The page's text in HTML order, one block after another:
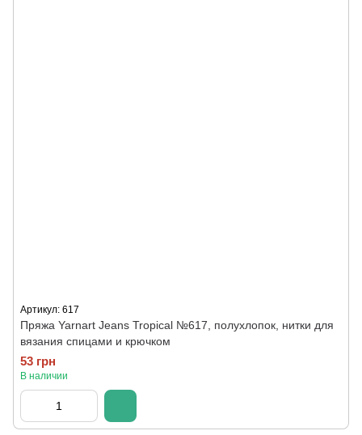
Артикул: 617
Пряжа Yarnart Jeans Tropical №617, полухлопок, нитки для
вязания спицами и крючком
53 грн
В наличии